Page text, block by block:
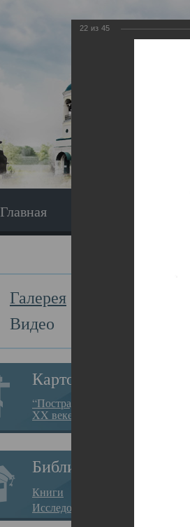
Главная
Галерея
Видео
Картотека
“Пострадавшие за веру в
XX веке на Севере”
Библиотека
Книги
Исследования
22 из 45